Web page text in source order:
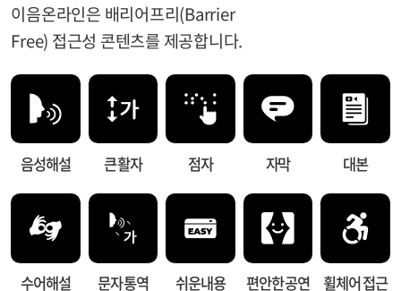
이음온라인은 배리어프리(Barrier
Free) 접근성 콘텐츠를 제공합니다.
음성해설 큰 활자 점자 자막 대본
수어해설 문자 통역 쉬운내용 편안한 공연 휠체어 접근